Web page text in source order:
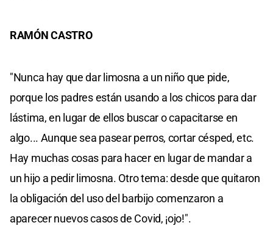
RAMÓN CASTRO
"Nunca hay que dar limosna a un niño que pide,
porque los padres están usando a los chicos para dar
lástima, en lugar de ellos buscar o capacitarse en
algo... Aunque sea pasear perros, cortar césped, etc.
Hay muchas cosas para hacer en lugar de mandar a
un hijo a pedir limosna. Otro tema: desde que quitaron
la obligación del uso del barbijo comenzaron a
aparecer nuevos casos de Covid, ¡ojo!".